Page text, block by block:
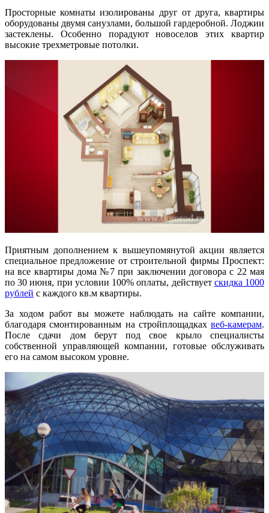
Просторные комнаты изолированы друг от друга, квартиры
оборудованы двумя санузлами, большой гардеробной. Лоджии
застеклены. Особенно порадуют новоселов этих квартир
высокие трехметровые потолки.
Приятным дополнением к вышеупомянутой акции является
специальное предложение от строительной фирмы Проспект:
на все квартиры дома №7 при заключении договора с 22 мая
по 30 июня, при условии 100% оплаты, действует скидка 1000
рублей с каждого кв.м квартиры.
За ходом работ вы можете наблюдать на сайте компании,
благодаря смонтированным на стройплощадках веб-камерам.
После сдачи дом берут под свое крыло специалисты
собственной управляющей компании, готовые обслуживать
его на самом высоком уровне.